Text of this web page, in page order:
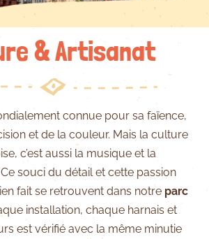
& Artisanat
connue pour sa faïence,
et de la couleur. Mais la culture
c’est aussi la musique et la
souci du détail et cette passion
fait se retrouvent dans notre parc
installation, chaque harnais et
est vérifié avec la même minutie